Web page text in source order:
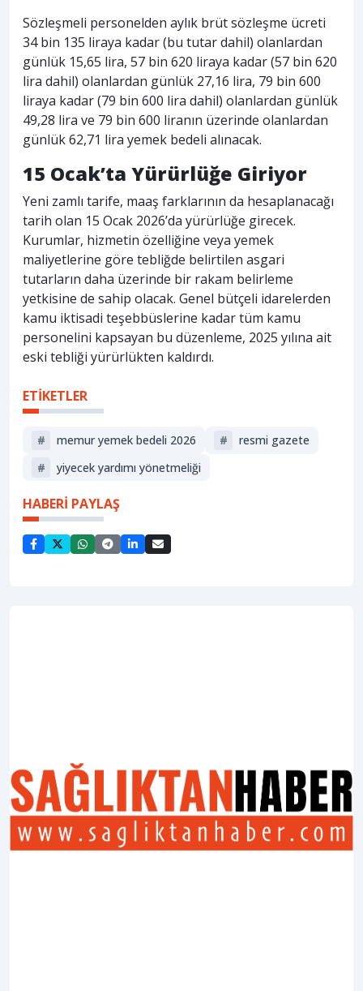
Sözleşmeli personelden aylık brüt sözleşme ücreti
34 bin 135 liraya kadar (bu tutar dahil) olanlardan
günlük 15,65 lira, 57 bin 620 liraya kadar (57 bin 620
lira dahil) olanlardan günlük 27,16 lira, 79 bin 600
liraya kadar (79 bin 600 lira dahil) olanlardan günlük
49,28 lira ve 79 bin 600 liranın üzerinde olanlardan
günlük 62,71 lira yemek bedeli alınacak.
15 Ocak’ta Yürürlüğe Giriyor
Yeni zamlı tarife, maaş farklarının da hesaplanacağı
tarih olan 15 Ocak 2026’da yürürlüğe girecek.
Kurumlar, hizmetin özelliğine veya yemek
maliyetlerine göre tebliğde belirtilen asgari
tutarların daha üzerinde bir rakam belirleme
yetkisine de sahip olacak. Genel bütçeli idarelerden
kamu iktisadi teşebbüslerine kadar tüm kamu
personelini kapsayan bu düzenleme, 2025 yılına ait
eski tebliği yürürlükten kaldırdı.
ETİKETLER
# memur yemek bedeli 2026 #
resmi gazete
#
yiyecek yardımı yönetmeliği
HABERİ PAYLAŞ